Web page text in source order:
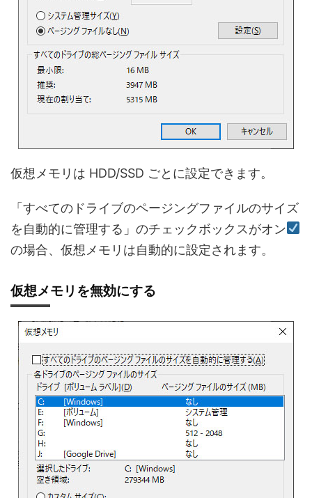
仮想メモリは HDD/SSD ごとに設定できます。
「すべてのドライブのページングファイルのサイズ
を自動的に管理する」のチェックボックスがオン
の場合、仮想メモリは自動的に設定されます。
仮想メモリを無効にする